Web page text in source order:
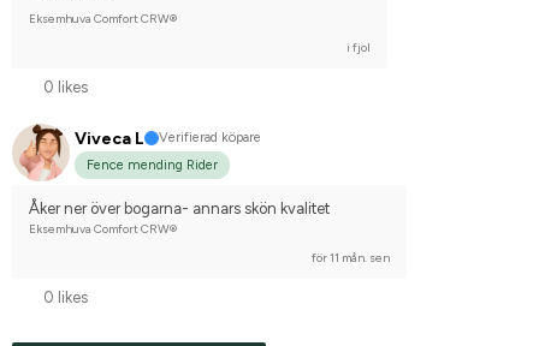
Eksemhuva Comfort CRW®
i fjol
0 likes
Viveca L
Verifierad köpare
Fence mending Rider
Åker ner över bogarna- annars skön kvalitet
Eksemhuva Comfort CRW®
för 11 mån. sen
0 likes